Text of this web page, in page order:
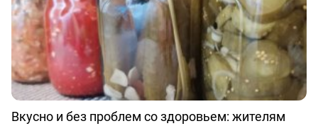
Вкусно и без проблем со здоровьем: жителям